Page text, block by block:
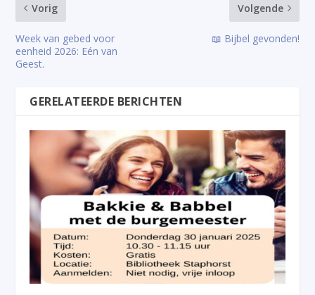
Vorig
Week van gebed voor
eenheid 2026: Eén van
Geest.
Volgende
📖 Bijbel gevonden!
GERELATEERDE BERICHTEN